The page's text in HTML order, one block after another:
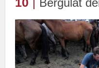
10 Bergulat